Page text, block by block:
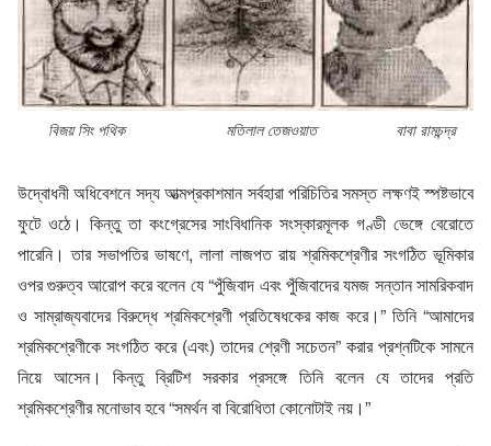
বিজয় সিং পথিক মতিলাল তেজওয়াত বাবা রামচন্দ্র
উদ্বোধনী অধিবেশনে সদ্য আত্মপ্রকাশমান সর্বহারা পরিচিতির সমস্ত লক্ষণই স্পষ্টভাবে
ফুটে ওঠে। কিন্তু তা কংগ্রেসের সাংবিধানিক সংস্কারমূলক গণ্ডী ভেঙ্গে বেরোতে
পারেনি। তার সভাপতির ভাষণে, লালা লাজপত রায় শ্রমিকশ্রেণীর সংগঠিত ভূমিকার
ওপর গুরুত্ব আরোপ করে বলেন যে “পুঁজিবাদ এবং পুঁজিবাদের যমজ সন্তান সামরিকবাদ
ও সাম্রাজ্যবাদের বিরুদ্ধে শ্রমিকশ্রেণী প্রতিষেধকের কাজ করে।” তিনি “আমাদের
শ্রমিকশ্রেণীকে সংগঠিত করে (এবং) তাদের শ্রেণী সচেতন” করার প্রশ্নটিকে সামনে
নিয়ে আসেন। কিন্তু ব্রিটিশ সরকার প্রসঙ্গে তিনি বলেন যে তাদের প্রতি
শ্রমিকশ্রেণীর মনোভাব হবে “সমর্থন বা বিরোধিতা কোনোটাই নয়।”